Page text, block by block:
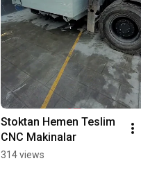
Stoktan Hemen Teslim
CNC Makinalar
314 views